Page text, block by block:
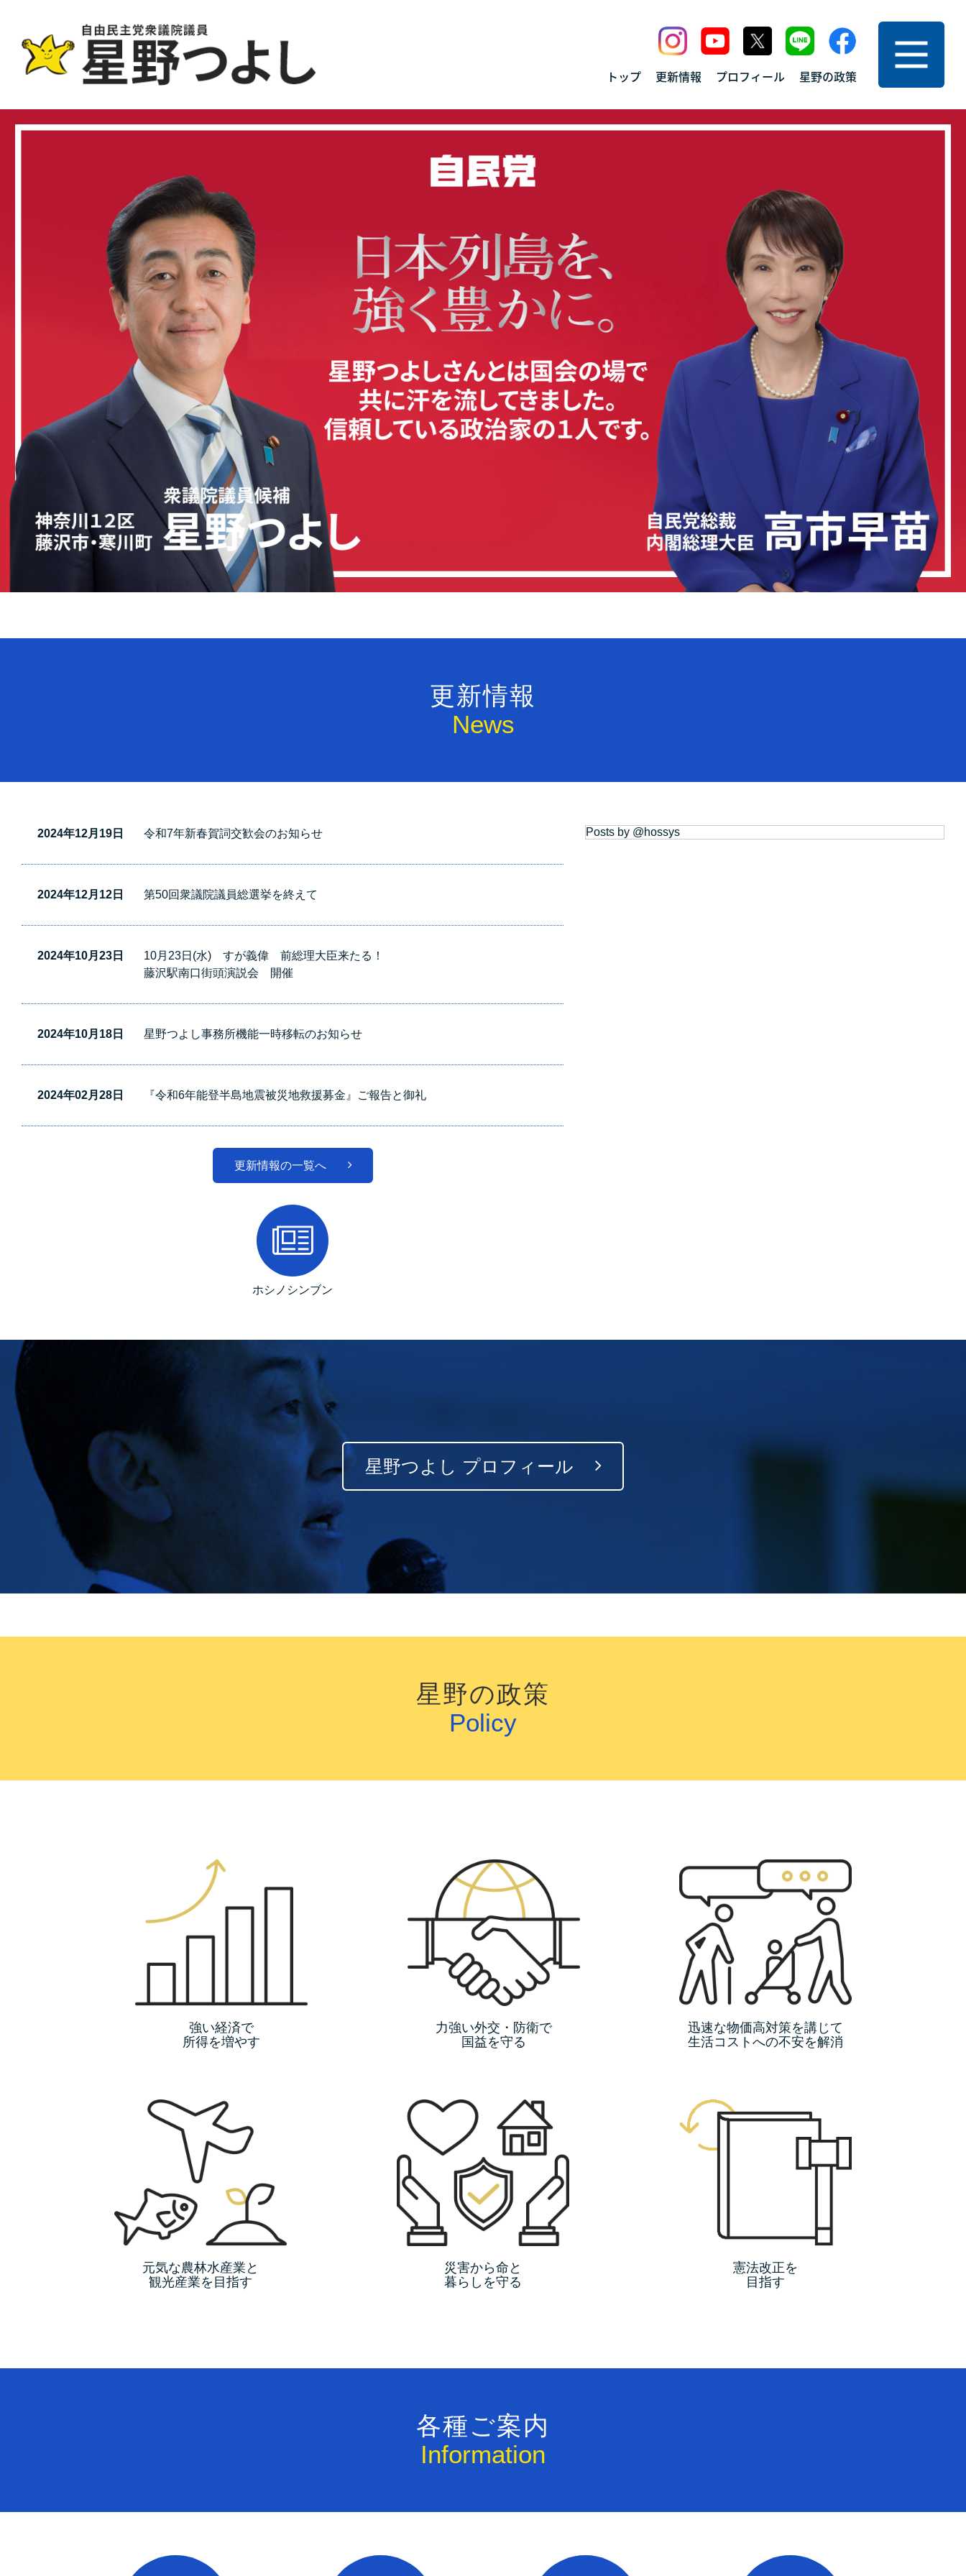
トップ 更新情報 プロフィール 星野の政策
メニュー
更新情報
更新情報
News
2024年12月19日 令和7年新春賀詞交歓会のお知らせ
2024年12月12日 第50回衆議院議員総選挙を終えて
2024年10月23日
10月23日(水) すが義偉 前総理大臣来たる！
藤沢駅南口街頭演説会 開催
2024年10月18日 星野つよし事務所機能一時移転のお知らせ
2024年02月28日 『令和6年能登半島地震被災地救援募金』ご報告と御礼
更新情報の一覧へ
ホシノシンブン
Posts by @hossys
星野つよし プロフィール
星野の政策
Policy
強い経済で
所得を増やす
力強い外交・防衛で
国益を守る
迅速な物価高対策を講じて
生活コストへの不安を解消
元気な農林水産業と
観光産業を目指す
災害から命と
暮らしを守る
憲法改正を
目指す
各種ご案内
Information